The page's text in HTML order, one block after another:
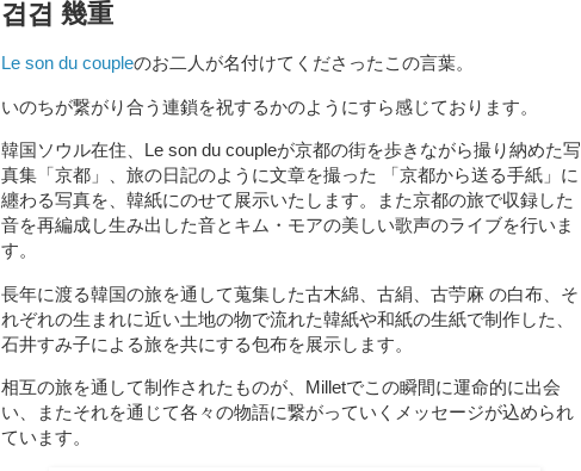
겹겹 幾重
Le son du coupleのお二人が名付けてくださったこの言葉。
いのちが繋がり合う連鎖を祝するかのようにすら感じております。
韓国ソウル在住、Le son du coupleが京都の街を歩きながら撮り納めた写
真集「京都」、旅の日記のように文章を撮った 「京都から送る手紙」に
纏わる写真を、韓紙にのせて展示いたします。また京都の旅で収録した
音を再編成し生み出した音とキム・モアの美しい歌声のライブを行いま
す。
長年に渡る韓国の旅を通して蒐集した古木綿、古絹、古苧麻 の白布、そ
れぞれの生まれに近い土地の物で流れた韓紙や和紙の生紙で制作した、
石井すみ子による旅を共にする包布を展示します。
相互の旅を通して制作されたものが、Milletでこの瞬間に運命的に出会
い、またそれを通じて各々の物語に繋がっていくメッセージが込められ
ています。